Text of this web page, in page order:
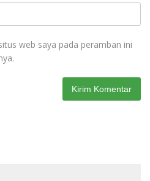
web saya pada peramban ini